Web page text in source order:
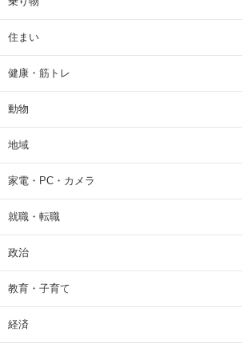
住まい
健康・筋トレ
動物
地域
家電・PC・カメラ
就職・転職
政治
教育・子育て
経済